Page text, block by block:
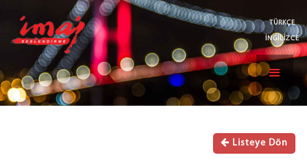
TÜRKÇE
İNGİLİZCE
Listeye Dön